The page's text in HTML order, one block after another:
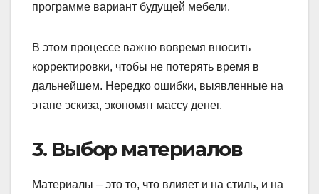
программе вариант будущей мебели.
В этом процессе важно вовремя вносить
корректировки, чтобы не потерять время в
дальнейшем. Нередко ошибки, выявленные на
этапе эскиза, экономят массу денег.
3. Выбор материалов
Материалы – это то, что влияет и на стиль, и на